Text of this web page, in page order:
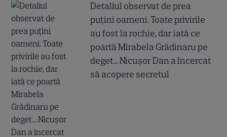
Detaliul observat de prea
puțini oameni. Toate privirile
au fost la rochie, dar iată ce
poartă Mirabela Grădinaru pe
deget... Nicușor Dan a încercat
să acopere secretul